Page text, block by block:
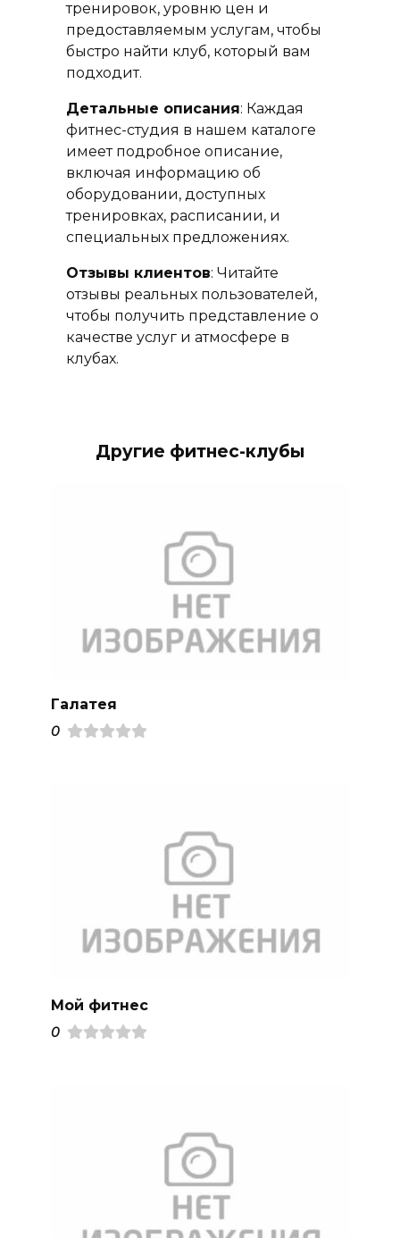
тренировок, уровню цен и
предоставляемым услугам, чтобы
быстро найти клуб, который вам
подходит.
Детальные описания: Каждая
фитнес-студия в нашем каталоге
имеет подробное описание,
включая информацию об
оборудовании, доступных
тренировках, расписании, и
специальных предложениях.
Отзывы клиентов: Читайте
отзывы реальных пользователей,
чтобы получить представление о
качестве услуг и атмосфере в
клубах.
Другие фитнес-клубы
Галатея
0
Мой фитнес
0